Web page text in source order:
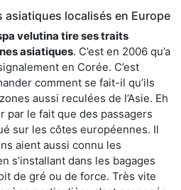
asiatiques localisés en Europe
velutina tire ses traits
asiatiques. C’est en 2006 qu’a
en Corée. C’est
comment se fait-il qu’ils
aussi reculées de l’Asie. Eh
par le fait que des passagers
sur les côtes européennes. Il
aient aussi connu les
s’installant dans les bagages
de gré ou de force. Très vite